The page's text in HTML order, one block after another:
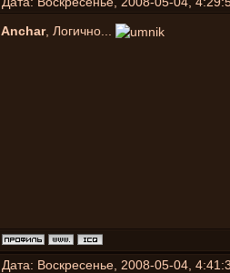
Anchar, Логично...
Дата: Воскресенье, 2008-05-04,